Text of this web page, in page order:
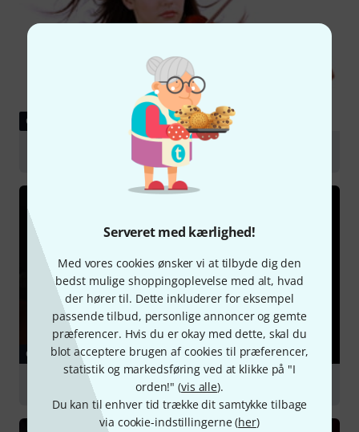
Serveret med kærlighed!
Med vores cookies ønsker vi at tilbyde dig den
bedst mulige shoppingoplevelse med alt, hvad
der hører til. Dette inkluderer for eksempel
passende tilbud, personlige annoncer og gemte
præferencer. Hvis du er okay med dette, skal du
blot acceptere brugen af cookies til præferencer,
statistik og markedsføring ved at klikke på "I
orden!" (vis alle).
Du kan til enhver tid trække dit samtykke tilbage
via cookie-indstillingerne (her)
GUIDE
GUIDE